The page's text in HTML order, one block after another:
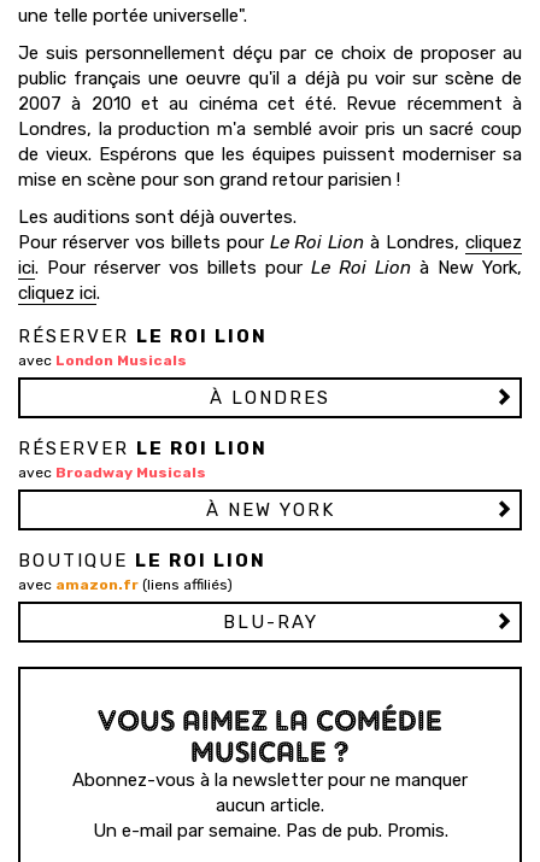
une telle portée universelle".
Je suis personnellement déçu par ce choix de proposer au
public français une oeuvre qu'il a déjà pu voir sur scène de
2007 à 2010 et au cinéma cet été. Revue récemment à
Londres, la production m'a semblé avoir pris un sacré coup
de vieux. Espérons que les équipes puissent moderniser sa
mise en scène pour son grand retour parisien !
Les auditions sont déjà ouvertes.
Pour réserver vos billets pour Le Roi Lion à Londres,cliquez
ici. Pour réserver vos billets pour Le Roi Lion à New York,
cliquez ici.
RÉSERVER LE ROI LION
avec London Musicals
À LONDRES
RÉSERVER LE ROI LION
avec Broadway Musicals
À NEW YORK
BOUTIQUE LE ROI LION
avec amazon.fr (liens affiliés)
BLU-RAY
VOUS AIMEZ LA COMÉDIE
MUSICALE ?
Abonnez-vous à la newsletter pour ne manquer
aucun article.
Un e-mail par semaine. Pas de pub. Promis.